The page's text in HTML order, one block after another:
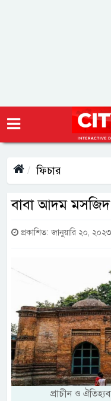
ফিচার
বাবা আদম মসজিদ
প্রকাশিত: জানুয়ারি ২০,
প্রাচীন ও